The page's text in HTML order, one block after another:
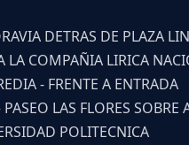
DETRAS DE PLAZA
LA COMPAÑIA LIRICA
- FRENTE A ENTRADA
LAS FLORES SOBRE
POLITECNICA